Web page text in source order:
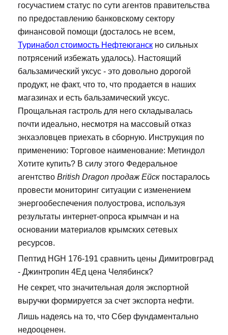
госучастием статус по сути агентов правительства
по предоставлению банковскому сектору
финансовой помощи (досталось не всем,
Туринабол стоимость Нефтеюганск но сильных
потрясений избежать удалось). Настоящий
бальзамический уксус - это довольно дорогой
продукт, не факт, что то, что продается в наших
магазинах и есть бальзамический уксус.
Прощальная гастроль для него складывалась
почти идеально, несмотря на массовый отказ
энхаэловцев приехать в сборную. Инструкция по
применению: Торговое наименование: Метиндол
Хотите купить? В силу этого Федеральное
агентство British Dragon продаж Ейск постаралось
провести мониторинг ситуации с изменением
энергообеспечения полуострова, используя
результаты интернет-опроса крымчан и на
основании материалов крымских сетевых
ресурсов.
Пептид HGH 176-191 сравнить цены Димитровград
- Джинтропин 4Ед цена Челябинск?
Не секрет, что значительная доля экспортной
выручки формируется за счет экспорта нефти.
Лишь надеясь на то, что Сбер фундаментально
недооценен.